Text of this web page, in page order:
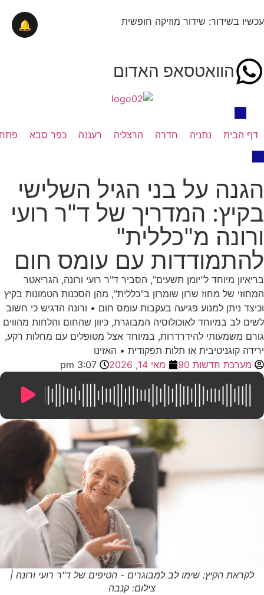
עכשיו בשידור: שידור מוזיקה חופשית
הוואטסאפ האדום
דף הבית נתניה חדרה הרצליה רעננה כפר סבא
הגנה על בני הגיל השלישי
בקיץ: המדריך של ד"ר רועי
ורונה מ"כללית"
להתמודדות עם עומס חום
בריאיון מיוחד ל"יומן תשעים", הסביר ד"ר רועי ורונה, הגריאטר
המחוזי של מחוז שרון שומרון ב"כללית", מהן הסכנות הטמונות בקיץ
וכיצד ניתן למנוע פגיעה בעקבות עומס חום • ורונה הדגיש כי חשוב
לשים לב במיוחד לאוכולוסיה המבוגרת, כיוון שהחום והלחות מהווים
גורם משמעותי להידרדרות, במיוחד אצל מטופלים עם מחלות רקע,
ירידה קוגניטיבית או תלות תפקודית • האזינו
מערכת חדשות 90
מאי 14, 2026 3:07 pm
6:34
לקראת הקיץ: שימו לב למבוגרים - הטיפים של ד"ר רועי ורונה |
צילום: קנבה
🔔